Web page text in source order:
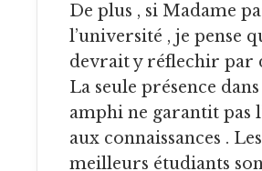
De plus , si Madame
l’université , je pense
devrait y réflechir par
La seule présence dans
amphi ne garantit pas
aux connaissances . Les
meilleurs étudiants